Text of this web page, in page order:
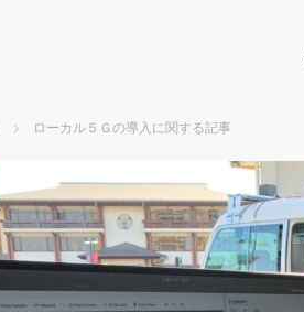
ローカル５Ｇの導入に関する記事